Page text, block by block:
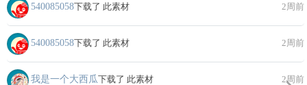
540085058下载了 此素材 2周前
540085058下载了 此素材 2周前
我是一个大西瓜下载了 此素材 2周前